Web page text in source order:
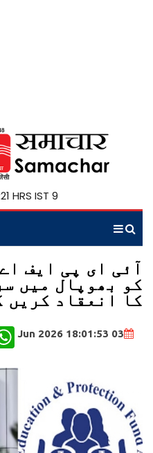
9 Aug 2026, 13:21 HRS IST
کو بھوپال میں
کا انعقاد کریں
03 Jun 2026 18:01:53